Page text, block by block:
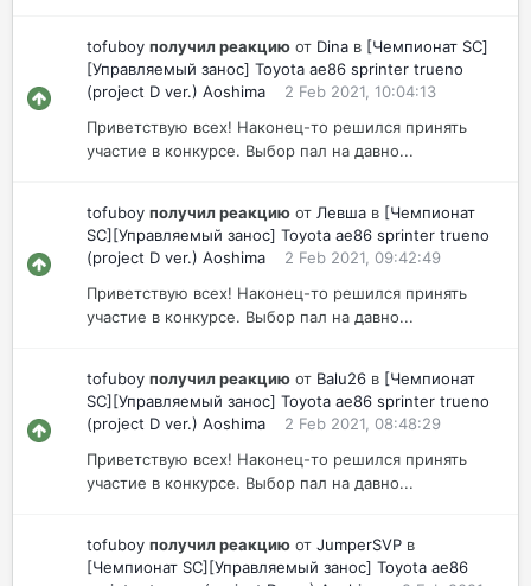
tofuboy получил реакцию от Dina в [Чемпионат SC]
[Управляемый занос] Toyota ae86 sprinter trueno
(project D ver.) Aoshima
2 Feb 2021, 10:04:13
Приветствую всех! Наконец-то решился принять
участие в конкурсе. Выбор пал на давно...
tofuboy получил реакцию от Левша в [Чемпионат
SC][Управляемый занос] Toyota ae86 sprinter trueno
(project D ver.) Aoshima
2 Feb 2021, 09:42:49
Приветствую всех! Наконец-то решился принять
участие в конкурсе. Выбор пал на давно...
tofuboy получил реакцию от Balu26 в [Чемпионат
SC][Управляемый занос] Toyota ae86 sprinter trueno
(project D ver.) Aoshima
2 Feb 2021, 08:48:29
Приветствую всех! Наконец-то решился принять
участие в конкурсе. Выбор пал на давно...
tofuboy получил реакцию от JumperSVP в
[Чемпионат SC][Управляемый занос] Toyota ae86